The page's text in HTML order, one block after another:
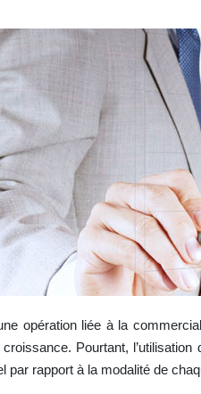
opération liée à la
Pourtant, l’utilisation
par rapport à la modalité de